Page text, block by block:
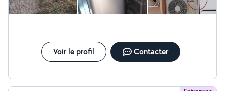
Voir le profil Contacter